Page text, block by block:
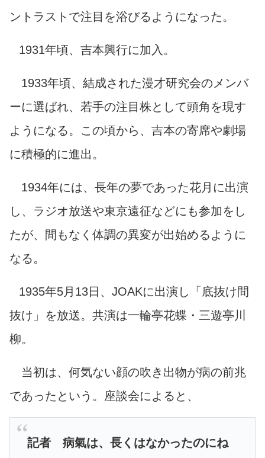
ントラストで注目を浴びるようになった。
1931年頃、吉本興行に加入。
1933年頃、結成された漫才研究会のメンバ
ーに選ばれ、若手の注目株として頭角を現す
ようになる。この頃から、吉本の寄席や劇場
に積極的に進出。
1934年には、長年の夢であった花月に出演
し、ラジオ放送や東京遠征などにも参加をし
たが、間もなく体調の異変が出始めるように
なる。
1935年5月13日、JOAKに出演し「底抜け間
抜け」を放送。共演は一輪亭花蝶・三遊亭川
柳。
当初は、何気ない顔の吹き出物が病の前兆
であったという。座談会によると、
記者 病氣は、長くはなかったのにね